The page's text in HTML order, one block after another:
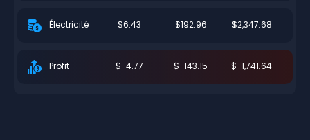
Électricité $6.43 $192.96 $2,347.68
Profit $-4.77 $-143.15 $-1,741.64